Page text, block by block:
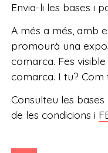
Envia-li les bases i
A més a més, amb
promourà una
comarca. Fes
comarca. I tu? Com
Consulteu les
de les condicions i